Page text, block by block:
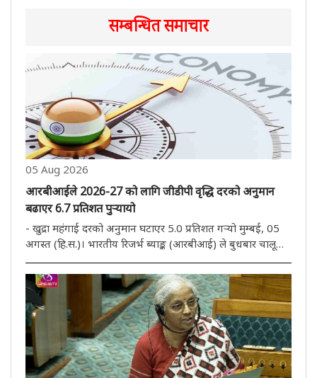
सम्बन्धित समाचार
05 Aug 2026
आरबीआईले 2026-27 को लागि जीडीपी वृद्धि दरको अनुमान
बढाएर 6.7 प्रतिशत पुऱ्यायो
- खुद्रा महंगाई दरको अनुमान घटाएर 5.0 प्रतिशत गऱ्यो मुम्बई, 05
अगस्त (हि.स.)। भारतीय रिजर्भ ब्याङ्क (आरबीआई) ले बुधबार चालू
अनुमान बढाएर 6.7 प्रतिशत पुऱ्याएको छ भने खुद्रा मुद्रास्फीति
घटाएर..